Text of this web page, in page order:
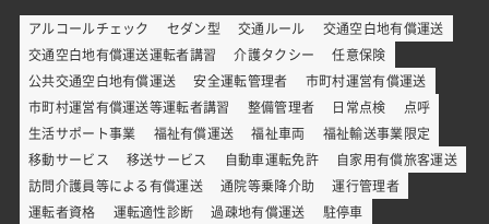
アルコールチェック セダン型 交通ルール
交通空白地有償運送
交通空白地有償運送運転者講習
介護タクシー
任意保険
公共交通空白地有償運送
安全運転管理者
市町村運営有償運送
市町村運営有償運送等運転者講習
整備管理者 日常点検
点呼
生活サポート事業
福祉有償運送 福祉車両
福祉輸送事業限定
移動サービス
移送サービス 自動車運転免許
自家用有償旅客運送
訪問介護員等による有償運送
通院等乗降介助
運行管理者
運転者資格
運転適性診断 過疎地有償運送 駐停車